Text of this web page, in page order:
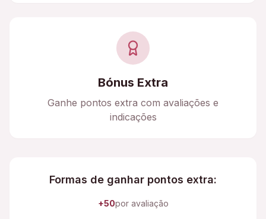
Bónus Extra
Ganhe pontos extra com avaliações e
indicações
Formas de ganhar pontos extra:
+50por avaliação